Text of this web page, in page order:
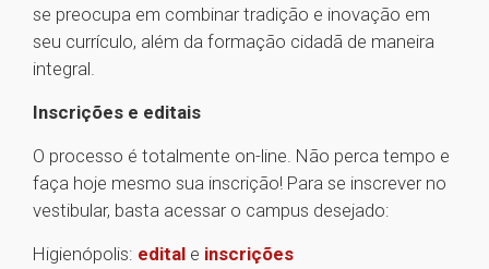
se preocupa em combinar tradição e inovação em
seu currículo, além da formação cidadã de maneira
integral.
Inscrições e editais
O processo é totalmente on-line. Não perca tempo e
faça hoje mesmo sua inscrição! Para se inscrever no
vestibular, basta acessar o campus desejado:
Higienópolis: edital e inscrições